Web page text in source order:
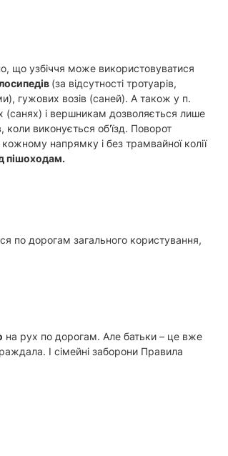
що узбіччя може використовуватися
(за відсутності тротуарів,
гужових возів (саней). А також у п.
(санях) і вершникам дозволяється лише
коли виконується об'їзд. Поворот
напрямку і без трамвайної колії
пішоходам.
по дорогам загального користування,
на рух по дорогам. Але батьки – це вже
І сімейні заборони Правила